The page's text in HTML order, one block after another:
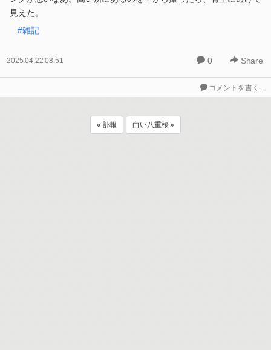
見えた。
#雑記
2025.04.22 08:51 0 Share
コメントを書く...
« 訃報 白い八重桜 »